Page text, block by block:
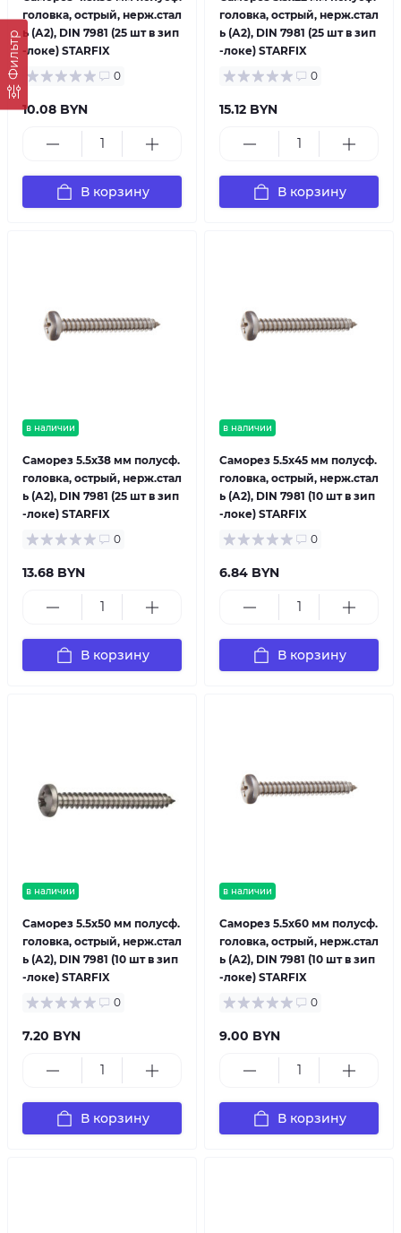
Фильтр
головка, острый, нерж.стал
ь (А2), DIN 7981 (25 шт в зип
-локе) STARFIX
0
10.08 BYN
В корзину
головка, острый, нерж.стал
ь (А2), DIN 7981 (25 шт в зип
-локе) STARFIX
0
15.12 BYN
В корзину
в наличии
Саморез 5.5х38 мм полусф.
головка, острый, нерж.стал
ь (А2), DIN 7981 (25 шт в зип
-локе) STARFIX
0
13.68 BYN
В корзину
в наличии
Саморез 5.5х45 мм полусф.
головка, острый, нерж.стал
ь (А2), DIN 7981 (10 шт в зип
-локе) STARFIX
0
6.84 BYN
В корзину
в наличии
Саморез 5.5х50 мм полусф.
головка, острый, нерж.стал
ь (А2), DIN 7981 (10 шт в зип
-локе) STARFIX
0
7.20 BYN
В корзину
в наличии
Саморез 5.5х60 мм полусф.
головка, острый, нерж.стал
ь (А2), DIN 7981 (10 шт в зип
-локе) STARFIX
0
9.00 BYN
В корзину